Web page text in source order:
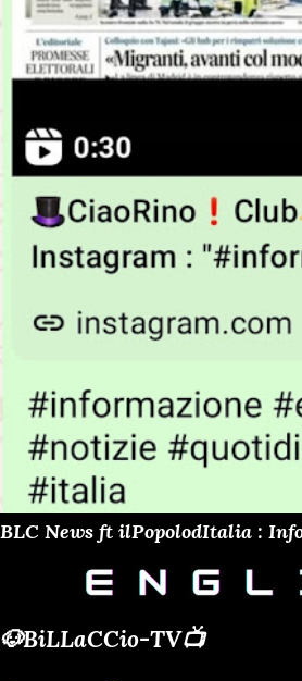
BLC News ft ilPopolodItalia :
🐶BiLLaCCio-TV📺